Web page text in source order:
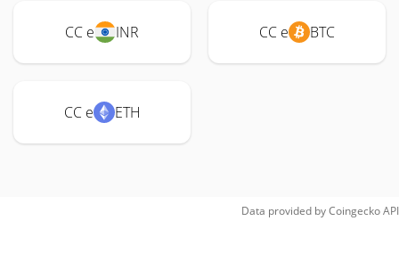
CC e INR CC e BTC
CC e ETH
Data provided byCoingeckoAPI